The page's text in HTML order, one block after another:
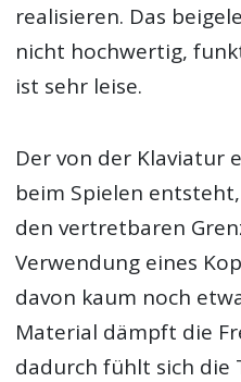
realisieren. Das
nicht hochwertig,
ist sehr leise.
Der von der Klaviatur
beim Spielen
den vertretbaren
Verwendung eines
davon kaum noch
Material dämpft die
dadurch fühlt sich die